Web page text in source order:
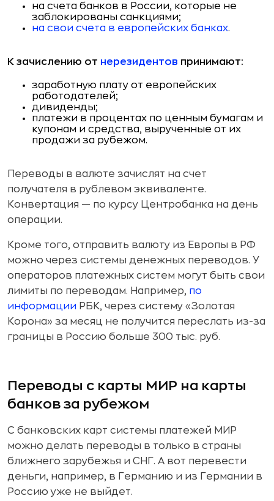
на счета банков в России, которые не
заблокированы санкциями;
на свои счета в европейских банках.
К зачислению от нерезидентов принимают:
заработную плату от европейских
работодателей;
дивиденды;
платежи в процентах по ценным бумагам и
купонам и средства, вырученные от их
продажи за рубежом.
Переводы в валюте зачислят на счет
получателя в рублевом эквиваленте.
Конвертация — по курсу Центробанка на день
операции.
Кроме того, отправить валюту из Европы в РФ
можно через системы денежных переводов. У
операторов платежных систем могут быть свои
лимиты по переводам. Например, по
информации РБК, через систему «Золотая
Корона» за месяц не получится переслать из-за
границы в Россию больше 300 тыс. руб.
Переводы с карты МИР на карты
банков за рубежом
С банковских карт системы платежей МИР
можно делать переводы в только в страны
ближнего зарубежья и СНГ. А вот перевести
деньги, например, в Германию и из Германии в
Россию уже не выйдет.